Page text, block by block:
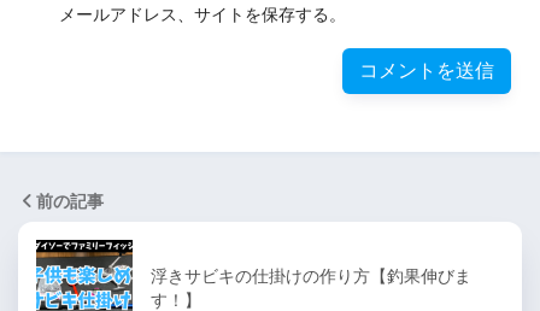
メールアドレス、サイトを保存する。
前の記事
浮きサビキの仕掛けの作り方【釣果伸びま
す！】